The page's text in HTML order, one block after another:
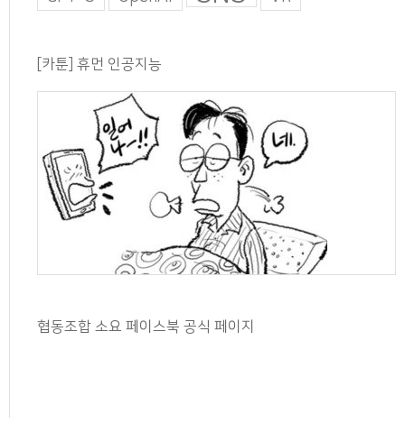
[카툰] 휴먼 인공지능
협동조합 소요 페이스북 공식 페이지